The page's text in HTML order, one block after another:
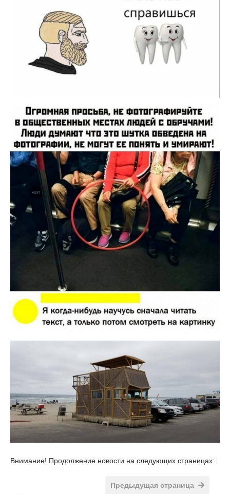
Внимание! Продолжение новости на следующих страницах:
Предыдущая страница